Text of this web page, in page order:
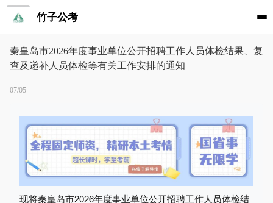
竹子公考
秦皇岛市2026年度事业单位公开招聘工作人员体检结果、复
查及递补人员体检等有关工作安排的通知
07/05
现将秦皇岛市2026年度事业单位公开招聘工作人员体检结